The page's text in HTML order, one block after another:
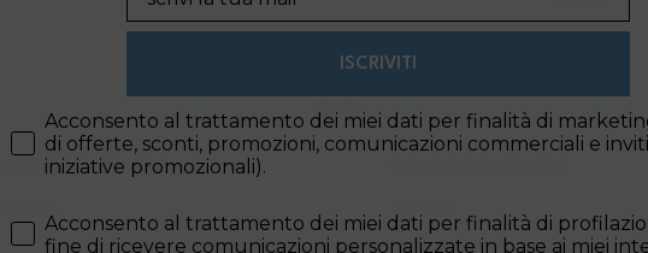
PROVAMI ORA
COLOR SCHEME 2
€38,50
PROVAMI ORA
€38,50
ISCRIVITI
Privacy
Acconsento al trattamento dei miei dati per finalità di
di offerte, sconti, promozioni, comunicazioni commerciali e
iniziative promozionali).
Privacy
Acconsento al trattamento dei miei dati per finalità di
fine di ricevere comunicazioni personalizzate in base ai miei